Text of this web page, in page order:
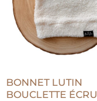
BONNET LUTIN
BOUCLETTE ÉCRU